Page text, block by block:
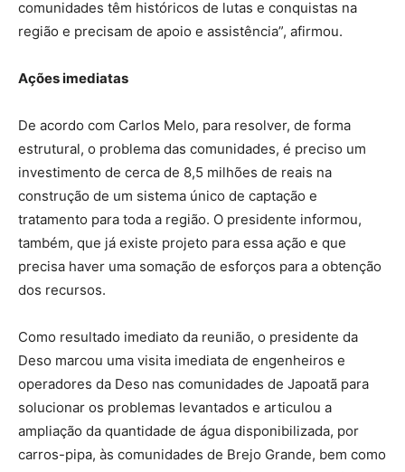
comunidades têm históricos de lutas e conquistas na
região e precisam de apoio e assistência”, afirmou.
Ações imediatas
De acordo com Carlos Melo, para resolver, de forma
estrutural, o problema das comunidades, é preciso um
investimento de cerca de 8,5 milhões de reais na
construção de um sistema único de captação e
tratamento para toda a região. O presidente informou,
também, que já existe projeto para essa ação e que
precisa haver uma somação de esforços para a obtenção
dos recursos.
Como resultado imediato da reunião, o presidente da
Deso marcou uma visita imediata de engenheiros e
operadores da Deso nas comunidades de Japoatã para
solucionar os problemas levantados e articulou a
ampliação da quantidade de água disponibilizada, por
carros-pipa, às comunidades de Brejo Grande, bem como